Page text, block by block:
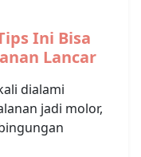
Ini Bisa
Lancar
dialami
jadi molor,